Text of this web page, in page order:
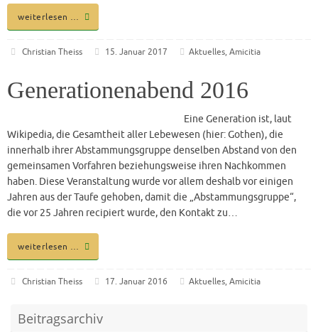
weiterlesen …
Christian Theiss 15. Januar 2017 Aktuelles, Amicitia
Generationenabend 2016
Eine Generation ist, laut
Wikipedia, die Gesamtheit aller Lebewesen (hier: Gothen), die
innerhalb ihrer Abstammungsgruppe denselben Abstand von den
gemeinsamen Vorfahren beziehungsweise ihren Nachkommen
haben. Diese Veranstaltung wurde vor allem deshalb vor einigen
Jahren aus der Taufe gehoben, damit die „Abstammungsgruppe“,
die vor 25 Jahren recipiert wurde, den Kontakt zu…
weiterlesen …
Christian Theiss 17. Januar 2016 Aktuelles, Amicitia
Beitragsarchiv